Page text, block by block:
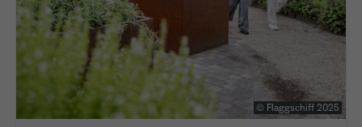
wiederkehrend ist.
_gcl_au
Anbieter Google LLC
© Flaggschiff 2025